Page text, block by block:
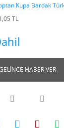
Kupa Bardak
TL
HABER VER